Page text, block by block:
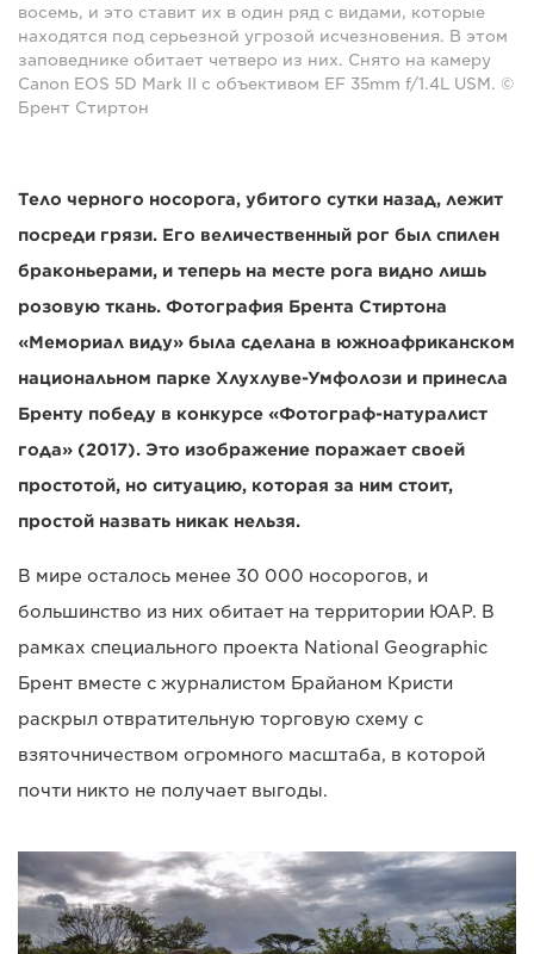
восемь, и это ставит их в один ряд с видами, которые
находятся под серьезной угрозой исчезновения. В этом
заповеднике обитает четверо из них. Снято на камеру
Canon EOS 5D Mark II с объективом EF 35mm f/1.4L USM. ©
Брент Стиртон
Тело черного носорога, убитого сутки назад, лежит
посреди грязи. Его величественный рог был спилен
браконьерами, и теперь на месте рога видно лишь
розовую ткань. Фотография Брента Стиртона
«Мемориал виду» была сделана в южноафриканском
национальном парке Хлухлуве-Умфолози и принесла
Бренту победу в конкурсе «Фотограф-натуралист
года» (2017). Это изображение поражает своей
простотой, но ситуацию, которая за ним стоит,
простой назвать никак нельзя.
В мире осталось менее 30 000 носорогов, и
большинство из них обитает на территории ЮАР. В
рамках специального проекта National Geographic
Брент вместе с журналистом Брайаном Кристи
раскрыл отвратительную торговую схему с
взяточничеством огромного масштаба, в которой
почти никто не получает выгоды.